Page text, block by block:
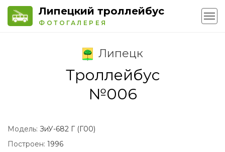
Липецкий троллейбус
ФОТОГАЛЕРЕЯ
Липецк
Троллейбус
№006
Модель: ЗиУ-682 Г (Г00)
Построен: 1996